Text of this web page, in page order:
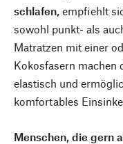
schlafen, empfiehlt
sowohl punkt- als
Matratzen mit einer
Kokosfasern machen
elastisch und
komfortables
Menschen, die gern